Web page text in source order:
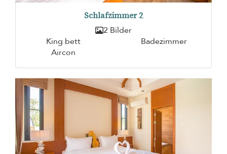
Schlafzimmer 2
2 Bilder
King bett
Badezimmer
Aircon